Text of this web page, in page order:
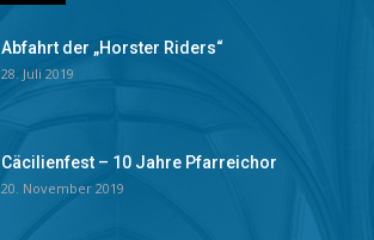
Abfahrt der „Horster Riders“
28. Juli 2019
Cäcilienfest – 10 Jahre Pfarreichor
20. November 2019